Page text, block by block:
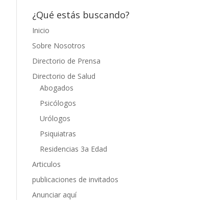
¿Qué estás buscando?
Inicio
Sobre Nosotros
Directorio de Prensa
Directorio de Salud
Abogados
Psicólogos
Urólogos
Psiquiatras
Residencias 3a Edad
Articulos
publicaciones de invitados
Anunciar aquí